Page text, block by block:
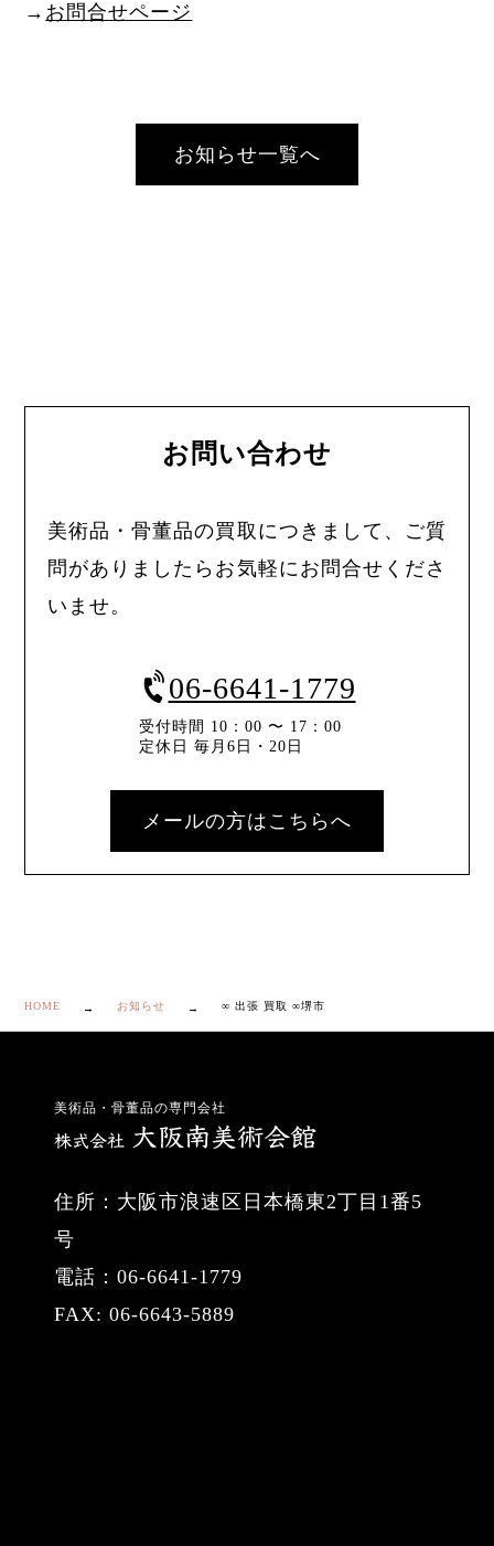
→ お問合せページ
お知らせ一覧へ
お問い合わせ
美術品・骨董品の買取につきまして、ご質
問がありましたらお気軽にお問合せくださ
いませ。
06-6641-1779
受付時間 10：00 〜 17：00
定休日 毎月6日・20日
メールの方はこちらへ
HOME お知らせ ∞ 出張 買取 ∞堺市
美術品・骨董品の専門会社
住所：大阪市浪速区日本橋東2丁目1番5
号
電話：06-6641-1779
FAX: 06-6643-5889